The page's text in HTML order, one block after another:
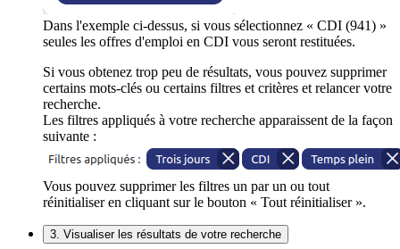
Dans l'exemple ci-dessus, si vous sélectionnez « CDI (941) »
seules les offres d'emploi en CDI vous seront restituées.
Si vous obtenez trop peu de résultats, vous pouvez supprimer
certains mots-clés ou certains filtres et critères et relancer votre
recherche.
Les filtres appliqués à votre recherche apparaissent de la façon
suivante :
Vous pouvez supprimer les filtres un par un ou tout
réinitialiser en cliquant sur le bouton « Tout réinitialiser ».
3. Visualiser les résultats de votre recherche